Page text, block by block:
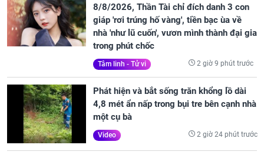
8/8/2026, Thần Tài chỉ đích danh 3 con
giáp 'rơi trúng hố vàng', tiền bạc ùa về
nhà 'như lũ cuốn', vươn mình thành đại gia
trong phút chốc
Tâm linh - Tử vi 2 giờ 9 phút trước
Phát hiện và bắt sống trăn khổng lồ dài
4,8 mét ẩn nấp trong bụi tre bên cạnh nhà
một cụ bà
Video 2 giờ 24 phút trước